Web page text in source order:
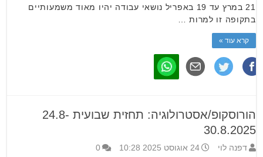
21 במרץ עד 19 באפריל נושאי עבודה יהיו מאוד משמעותיים
בתקופה זו למרות …
קרא עוד »
הורוסקופ/אסטרולוגיה: תחזית שבועית 24.8-
30.8.2025
דפנה לוי 24 אוגוסט 2025 10:28 0